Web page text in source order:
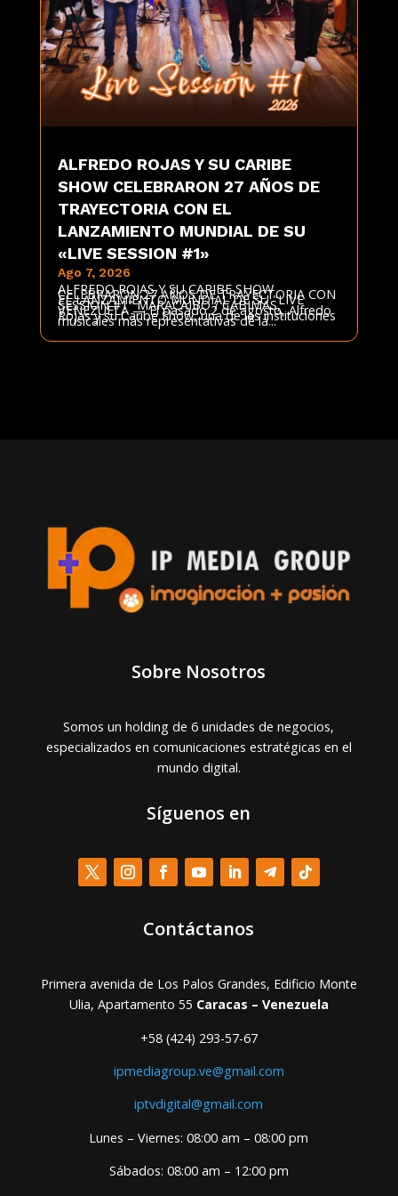
ALFREDO ROJAS Y SU CARIBE
SHOW CELEBRARON 27 AÑOS DE
TRAYECTORIA CON EL
LANZAMIENTO MUNDIAL DE SU
«LIVE SESSION #1»
Ago 7, 2026
ALFREDO ROJAS Y SU CARIBE SHOW
CELEBRARON 27 AÑOS DE TRAYECTORIA CON
EL LANZAMIENTO MUNDIAL DE SU "LIVE
SESSION #1" MARACAIBO / CABIMAS,
VENEZUELA — El pasado 2 de agosto, Alfredo
Rojas y su Caribe Show, una de las instituciones
musicales más representativas de la...
Sobre Nosotros
Somos un holding de 6 unidades de negocios,
especializados en comunicaciones estratégicas en el
mundo digital.
Síguenos en
Contáctanos
Primera avenida de Los Palos Grandes, Edificio Monte
Ulia, Apartamento 55 Caracas – Venezuela
+58 (424) 293-57-67
ipmediagroup.ve@gmail.com
iptvdigital@gmail.com
Lunes – Viernes: 08:00 am – 08:00 pm
Sábados: 08:00 am – 12:00 pm